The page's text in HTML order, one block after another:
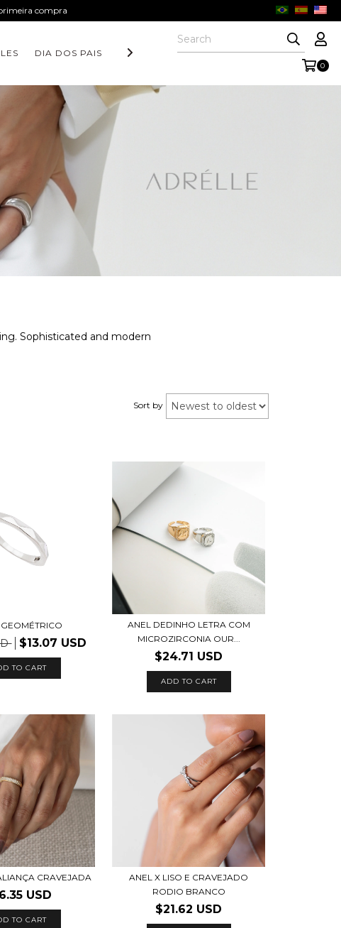
compra
DIA DOS PAIS COLEÇÃO AURORA FORM COLLECTION
0
Sophisticated and modern
Sort by
$13.07 USD
TO CART
ANEL DEDINHO LETRA COM
MICROZIRCONIA OUR...
$24.71 USD
ADD TO CART
CRAVEJADA
USD
TO CART
ANEL X LISO E CRAVEJADO
RODIO BRANCO
$21.62 USD